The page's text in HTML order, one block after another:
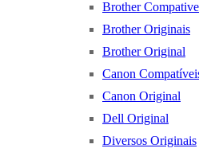
Brother
Brother Originais
Brother Original
Canon
Canon Original
Dell Original
Diversos Originais